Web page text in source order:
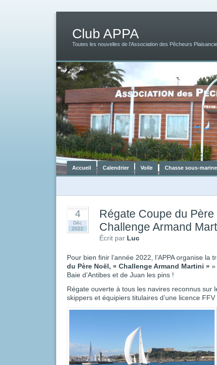
Club APPA
Toutes les nouvelles de l’Association des Pêcheurs
Accueil Calendrier Voile Chasse sous-marine
4
Déc
2022
Régate Coupe du
Challenge Armand
Écrit par Luc
Pour bien finir l’année 2022, l’APPA organise la
du Père Noël, « Challenge Armand Martini » »
Baie d’Antibes et de Juan les pins !
Régate ouverte à tous les navires reconnus sur
skippers et équipiers titulaires d’une licence